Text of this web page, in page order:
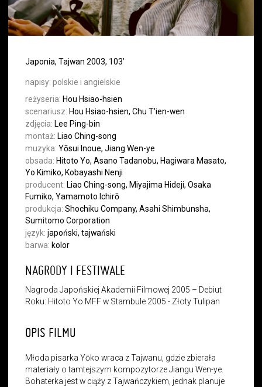
Japonia, Tajwan 2003, 103’
napisy: polskie i angielskie
reżyseria: Hou Hsiao-hsien
scenariusz: Hou Hsiao-hsien, Chu T'ien-wen
zdjęcia: Lee Ping-bin
montaż: Liao Ching-song
muzyka:Yōsui Inoue, Jiang Wen-ye
obsada: Hitoto Yo, Asano Tadanobu, Hagiwara Masato,
Yo Kimiko, Kobayashi Nenji
producent: Liao Ching-song, Miyajima Hideji, Osaka
Fumiko, Yamamoto Ichirō
produkcja:Shochiku Company, Asahi Shimbunsha,
Sumitomo Corporation
język:japoński, tajwański
barwa: kolor
NAGRODY I FESTIWALE
Nagroda Japońskiej Akademii Filmowej 2005 – Debiut
Roku: Hitoto Yo MFF w Stambule 2005 - Złoty Tulipan
OPIS FILMU
Młoda pisarka Yōko wraca z Tajwanu, gdzie zbierała
materiały o tamtejszym kompozytorze Jiangu Wen-ye.
Bohaterka jest w ciąży z Tajwańczykiem, jednak planuje